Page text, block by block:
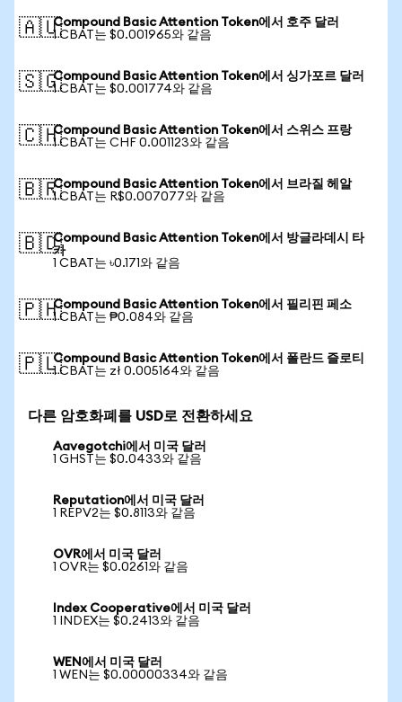
🇦🇺Compound Basic Attention Token에서 호주 달러
1 CBAT는 $0.001965와 같음
🇸🇬Compound Basic Attention Token에서 싱가포르 달러
1 CBAT는 $0.001774와 같음
🇨🇭Compound Basic Attention Token에서 스위스 프랑
1 CBAT는 CHF 0.001123와 같음
🇧🇷Compound Basic Attention Token에서 브라질 헤알
1 CBAT는 R$0.007077와 같음
🇧🇩Compound Basic Attention Token에서 방글라데시 타
카
1 CBAT는 ৳0.171와 같음
🇵🇭Compound Basic Attention Token에서 필리핀 페소
1 CBAT는 ₱0.084와 같음
🇵🇱Compound Basic Attention Token에서 폴란드 즐로티
1 CBAT는 zł 0.005164와 같음
다른 암호화폐를 USD로 전환하세요
Aavegotchi에서 미국 달러
1 GHST는 $0.0433와 같음
Reputation에서 미국 달러
1 REPV2는 $0.8113와 같음
OVR에서 미국 달러
1 OVR는 $0.0261와 같음
Index Cooperative에서 미국 달러
1 INDEX는 $0.2413와 같음
WEN에서 미국 달러
1 WEN는 $0.00000334와 같음